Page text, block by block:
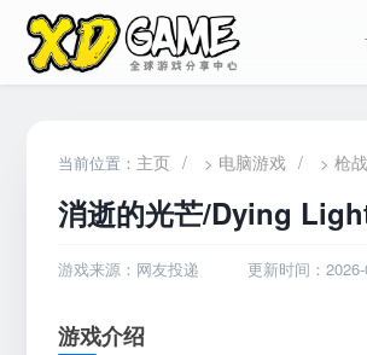
当前位置： 主页 / > 电脑游戏 / > 枪
消逝的光芒/Dying
游戏来源：网友投递 更新时间：
游戏介绍